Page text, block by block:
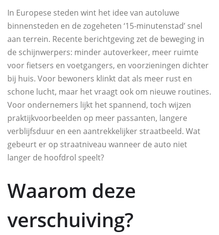
In Europese steden wint het idee van autoluwe
binnensteden en de zogeheten ‘15‑minutenstad’ snel
aan terrein. Recente berichtgeving zet de beweging in
de schijnwerpers: minder autoverkeer, meer ruimte
voor fietsers en voetgangers, en voorzieningen dichter
bij huis. Voor bewoners klinkt dat als meer rust en
schone lucht, maar het vraagt ook om nieuwe routines.
Voor ondernemers lijkt het spannend, toch wijzen
praktijkvoorbeelden op meer passanten, langere
verblijfsduur en een aantrekkelijker straatbeeld. Wat
gebeurt er op straatniveau wanneer de auto niet
langer de hoofdrol speelt?
Waarom deze
verschuiving?